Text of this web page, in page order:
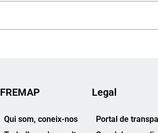
FREMAP
Qui som, coneix-nos
Legal
Portal de